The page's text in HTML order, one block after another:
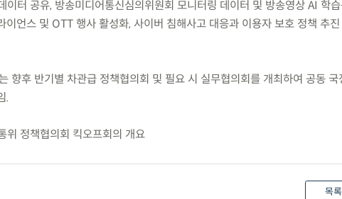
터 공유, 방송미디어통신심의위원회 모니터링 데이터 및 방송영상 AI 학습
이언스 및 OTT 행사 활성화, 사이버 침해사고 대응과 이용자 보호 정책 추진
향후 반기별 차관급 정책협의회 및 필요 시 실무협의회를 개최하여 공동 국
.
위 정책협의회 킥오프회의 개요
목록